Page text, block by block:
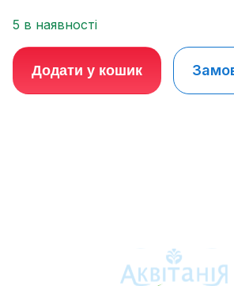
5 в наявності
Додати у кошик